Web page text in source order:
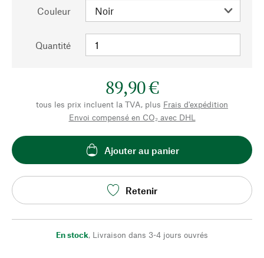
Couleur
Quantité
89,90 €
tous les prix incluent la TVA, plus Frais d'expédition
Envoi compensé en CO₂ avec DHL
Ajouter au panier
Retenir
En stock, Livraison dans 3-4 jours ouvrés